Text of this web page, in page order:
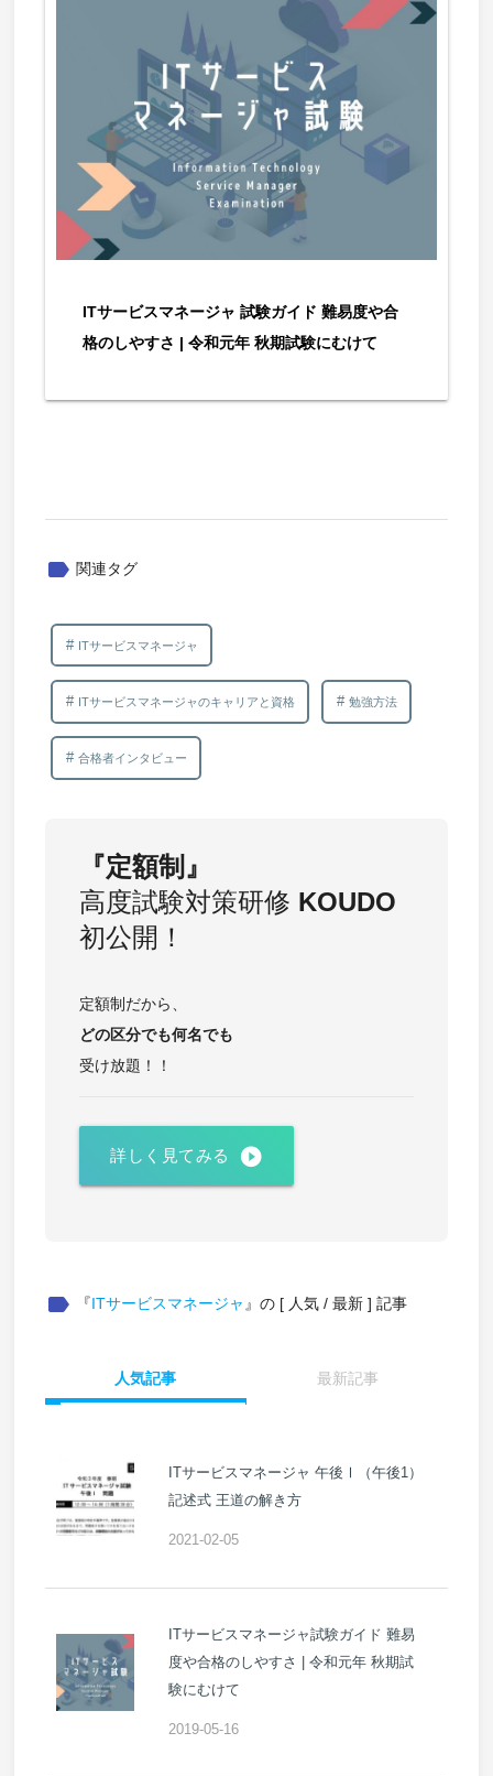
ITサービスマネージャ 試験ガイド 難易度や合
格のしやすさ | 令和元年 秋期試験にむけて
label 関連タグ
ITサービスマネージャ
ITサービスマネージャのキャリアと資格 勉強方法
合格者インタビュー
『定額制』
高度試験対策研修 KOUDO
初公開！
定額制だから、
どの区分でも何名でも
受け放題！！
詳しく見てみる play_circle_filled
label 『ITサービスマネージャ 』の [ 人気 / 最新 ] 記事
人気記事 最新記事
ITサービスマネージャ 午後Ⅰ（午後1）
記述式 王道の解き方
2021-02-05
ITサービスマネージャ試験ガイド 難易
度や合格のしやすさ | 令和元年 秋期試
験にむけて
2019-05-16